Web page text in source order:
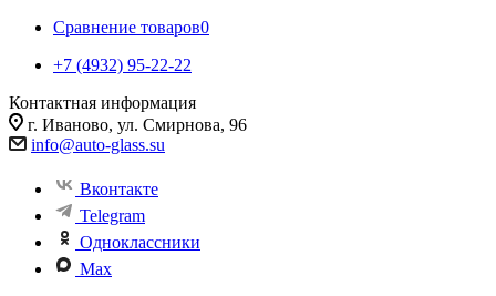
Сравнение товаров0
+7 (4932) 95-22-22
Контактная информация
г. Иваново, ул. Смирнова, 96
info@auto-glass.su
Вконтакте
Telegram
Одноклассники
Max